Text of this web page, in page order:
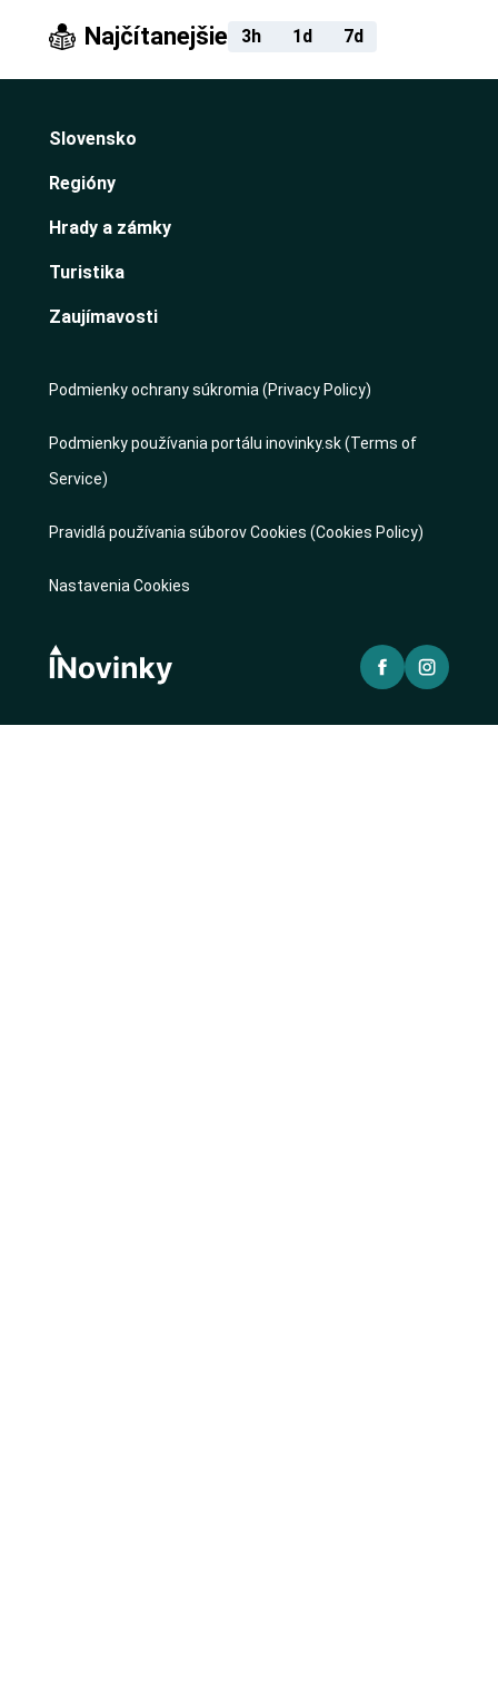
Najčítanejšie 3h 1d 7d
Slovensko
Regióny
Hrady a zámky
Turistika
Zaujímavosti
Podmienky ochrany súkromia (Privacy Policy)
Podmienky používania portálu inovinky.sk (Terms of
Service)
Pravidlá používania súborov Cookies (Cookies Policy)
Nastavenia Cookies